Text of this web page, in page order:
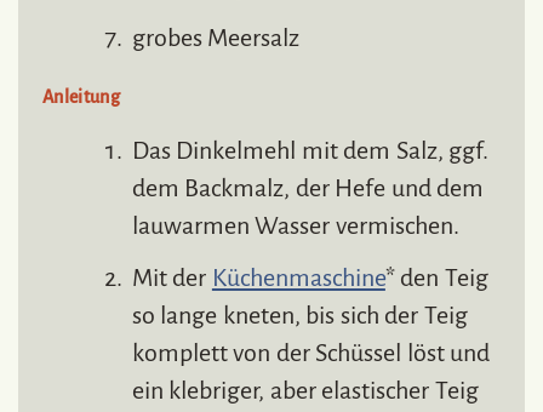
grobes Meersalz
Anleitung
Das Dinkelmehl mit dem Salz, ggf.
dem Backmalz, der Hefe und dem
lauwarmen Wasser vermischen.
Mit der Küchenmaschine* den Teig
so lange kneten, bis sich der Teig
komplett von der Schüssel löst und
ein klebriger, aber elastischer Teig